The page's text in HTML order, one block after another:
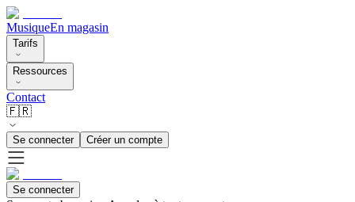
MusiqueEn magasin
Tarifs
Ressources
Contact
🇫🇷
Se connecter Créer un compte
Se connecter